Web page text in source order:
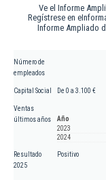
Ve el Informe
Regístrese en
Informe Ampliado
Número de
empleados
Capital Social De 0 a 3.100 €
Ventas
últimos años
Año
2023
2024
Resultado
2025
Positivo